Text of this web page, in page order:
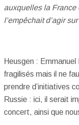
auxquelles la France
l’empêchait d’agir
Heusgen :
fragilisés mais il ne
prendre d’initiatives
Russie : ici, il serait
concert, ainsi que